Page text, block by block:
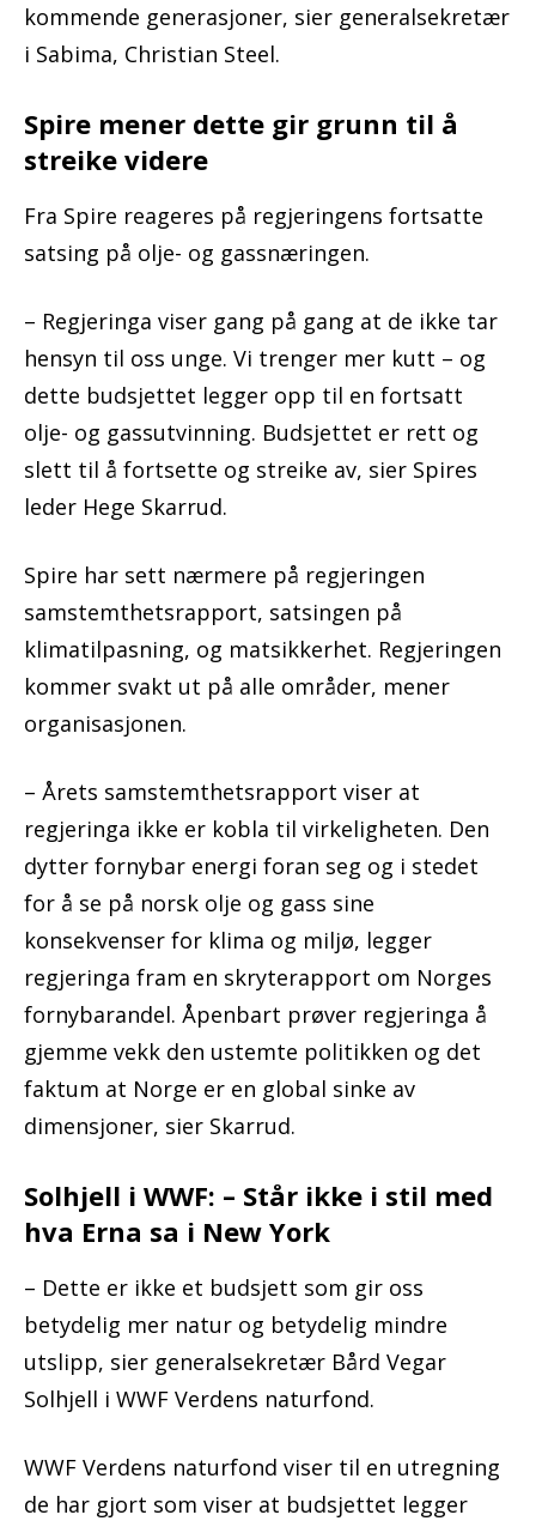
kommende generasjoner, sier generalsekretær
i Sabima, Christian Steel.
Spire mener dette gir grunn til å
streike videre
Fra Spire reageres på regjeringens fortsatte
satsing på olje- og gassnæringen.
– Regjeringa viser gang på gang at de ikke tar
hensyn til oss unge. Vi trenger mer kutt – og
dette budsjettet legger opp til en fortsatt
olje- og gassutvinning. Budsjettet er rett og
slett til å fortsette og streike av, sier Spires
leder Hege Skarrud.
Spire har sett nærmere på regjeringen
samstemthetsrapport, satsingen på
klimatilpasning, og matsikkerhet. Regjeringen
kommer svakt ut på alle områder, mener
organisasjonen.
– Årets samstemthetsrapport viser at
regjeringa ikke er kobla til virkeligheten. Den
dytter fornybar energi foran seg og i stedet
for å se på norsk olje og gass sine
konsekvenser for klima og miljø, legger
regjeringa fram en skryterapport om Norges
fornybarandel. Åpenbart prøver regjeringa å
gjemme vekk den ustemte politikken og det
faktum at Norge er en global sinke av
dimensjoner, sier Skarrud.
Solhjell i WWF: – Står ikke i stil med
hva Erna sa i New York
– Dette er ikke et budsjett som gir oss
betydelig mer natur og betydelig mindre
utslipp, sier generalsekretær Bård Vegar
Solhjell i WWF Verdens naturfond.
WWF Verdens naturfond viser til en utregning
de har gjort som viser at budsjettet legger